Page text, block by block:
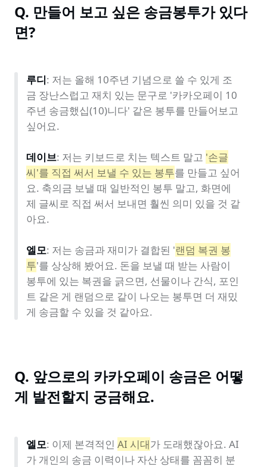
Q. 만들어 보고 싶은 송금봉투가 있다
면?
루디: 저는 올해 10주년 기념으로 쓸 수 있게 조
금 장난스럽고 재치 있는 문구로 '카카오페이 10
주년 송금했십(10)니다' 같은 봉투를 만들어보고
싶어요.
데이브: 저는 키보드로 치는 텍스트 말고 '손글
씨'를 직접 써서 보낼 수 있는 봉투를 만들고 싶어
요. 축의금 보낼 때 일반적인 봉투 말고, 화면에
제 글씨로 직접 써서 보내면 훨씬 의미 있을 것 같
아요.
엘모: 저는 송금과 재미가 결합된 '랜덤 복권 봉
투'를 상상해 봤어요. 돈을 보낼 때 받는 사람이
봉투에 있는 복권을 긁으면, 선물이나 간식, 포인
트 같은 게 랜덤으로 같이 나오는 봉투면 더 재밌
게 송금할 수 있을 것 같아요.
Q. 앞으로의 카카오페이 송금은 어떻
게 발전할지 궁금해요.
엘모: 이제 본격적인 AI 시대가 도래했잖아요. AI
가 개인의 송금 이력이나 자산 상태를 꼼꼼히 분